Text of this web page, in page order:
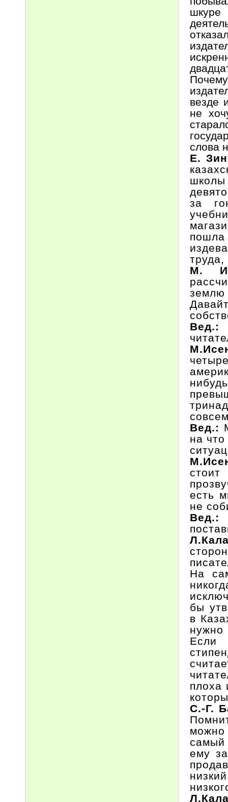
шкуре
везде
не
слова
Е.
школы
за
труда,
М.
землю
Вед.:
на
есть
не
На
бы
в
Если
плоха
С.-Г.
самый
ему